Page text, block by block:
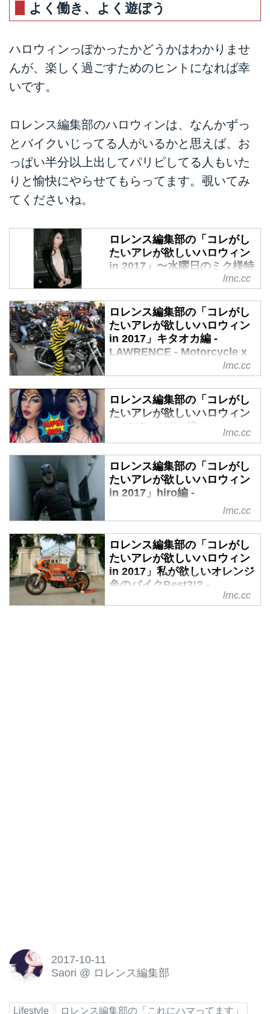
ちが、不吉な予感で故郷に帰る
と、懐かしい記憶を呼び覚ます暇
果たして、世界を救うことが出来
るのか!?最新情報、エピソード、
キャスト＆スタッフ、DVDリリー
よく働き、よく遊ぼう
ハロウィンっぽかったかどうかはわかりませ
んが、楽しく過ごすためのヒントになれば幸
いです。
ロレンス編集部のハロウィンは、なんかずっ
とバイクいじってる人がいるかと思えば、お
っぱい半分以上出してパリピしてる人もいた
りと愉快にやらせてもらってます。覗いてみ
てくださいね。
ロレンス編集部の「コレがし
たいアレが欲しいハロウィン
in 2017」〜水曜日のミク様特
Motorcycle x Cars + α =
Your Life.
散々ハロウィンについて色々書い
てきてますが、まだまだネタは尽
きません！笑 今年のハロウィン
はコレがしたい、アレが欲しい♡
い！！
lrnc.cc
ロレンス編集部の「コレがし
たいアレが欲しいハロウィン
in 2017」キタオカ編 -
LAWRENCE - Motorcycle x
のことですよね。わたくし実家が
仏教でして、あまり縁のないイベ
ントでございますが、何やら巷は
お祭り騒ぎの模様。さて、いちラ
イダーとして、いかに過ごしまし
ょうかネェ。
lrnc.cc
ロレンス編集部の「コレがし
たいアレが欲しいハロウィン
in 2017」Akiko編 -
LAWRENCE - Motorcycle x
Cars + α = Your Life.
年々盛り上がるハロウィン、今年
はどんなふうに楽しんじゃいまし
ょう？編集長Hiro氏からのバトン
を受け継ぎ、今年私がハロウィン
lrnc.cc
ロレンス編集部の「コレがし
たいアレが欲しいハロウィン
in 2017」hiro編 -
LAWRENCE - Motorcycle x
Cars + α = Your Life.
さてさて2017年10月。今年もハ
ロウィンの季節がやってまいりま
した。物欲をみなぎらせて、今年
もパリピ魂全開で楽しみたいもの
ですねえ。今年はどんなふうに楽
しんじゃいます？
lrnc.cc
ロレンス編集部の「コレがし
たいアレが欲しいハロウィン
in 2017」私が欲しいオレンジ
色のバイクBest3!? -
LAWRENCE - Motorcycle x
lrnc.cc
2017-10-11
Saori @ ロレンス編集部
Lifestyle
ロレンス編集部の「これにハマってます」